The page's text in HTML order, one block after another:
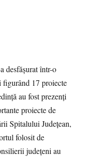
desfăşurat într-o
figurând 17 proiecte
au fost prezenţi
proiecte de
Spitalului Judeţean,
folosit de
judeţeni au